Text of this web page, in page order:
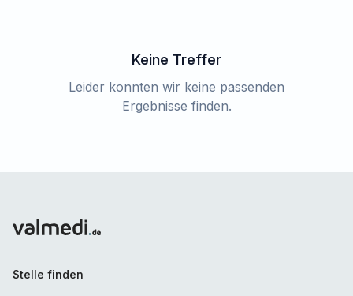
Keine Treffer
Leider konnten wir keine passenden
Ergebnisse finden.
Stelle finden